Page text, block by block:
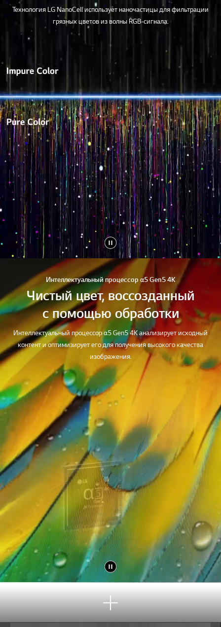
Технология LG NanoCell использует наночастицы для фильтрации
грязных цветов из волны RGB-сигнала.
Интеллектуальный процессор α5 Gen5 4K
Чистый цвет, воссозданный
с помощью обработки
Интеллектуальный процессор α5 Gen5 4K анализирует исходный
контент и оптимизирует его для получения высокого качества
изображения.
Узна
ть
боль